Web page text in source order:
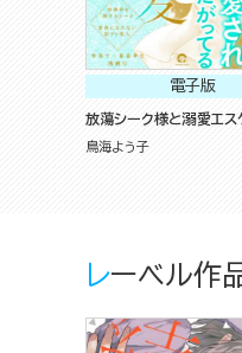
電子版
放蕩シーク様と溺愛エス
鳥海よう子
レーベル作